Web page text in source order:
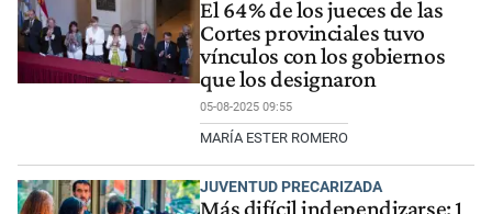
El 64 % de los jueces de las
Cortes provinciales tuvo
vínculos con los gobiernos
que los designaron
05-08-2025 09:55
MARÍA ESTER ROMERO
JUVENTUD PRECARIZADA